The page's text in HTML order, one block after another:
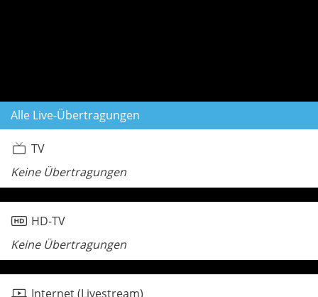
Alle Live-Übertragungen
TV
Keine Übertragungen
HD-TV
Keine Übertragungen
Internet (Livestream)